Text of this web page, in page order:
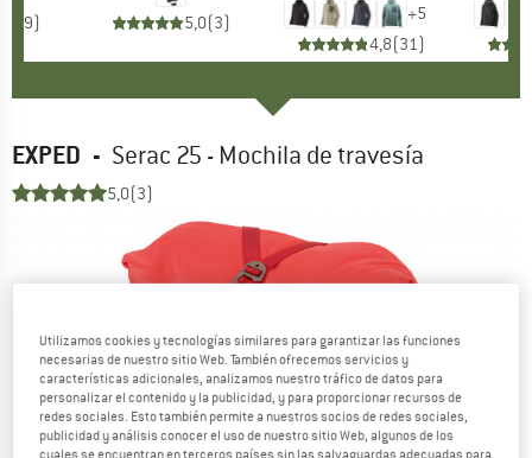
9) 5,0(3) +5
4,8(31)
EXPED - Serac 25 - Mochila de travesía
5,0(3)
Utilizamos cookies y tecnologías similares para garantizar las funciones
necesarias de nuestro sitio Web. También ofrecemos servicios y
características adicionales, analizamos nuestro tráfico de datos para
personalizar el contenido y la publicidad, y para proporcionar recursos de
redes sociales. Esto también permite a nuestros socios de redes sociales,
publicidad y análisis conocer el uso de nuestro sitio Web, algunos de los
cuales se encuentran en terceros países sin las salvaguardas adecuadas para